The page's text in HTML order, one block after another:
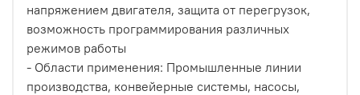
напряжением двигателя, защита от перегрузок,
возможность программирования различных
режимов работы
- Области применения: Промышленные линии
производства, конвейерные системы, насосы,